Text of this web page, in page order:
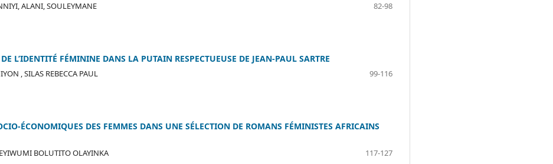
ALANI, SOULEYMANE
82-98
L’IDENTITÉ FÉMININE DANS LA PUTAIN RESPECTUEUSE DE JEAN-PAUL SARTRE
, SILAS REBECCA PAUL
99-116
ÉCONOMIQUES DES FEMMES DANS UNE SÉLECTION DE ROMANS FÉMINISTES AFRICAINS
BOLUTITO OLAYINKA
117-127